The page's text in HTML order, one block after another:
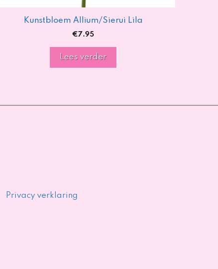
Kunstbloem Allium/Sierui Lila
€7.95
Lees verder
Privacy verklaring